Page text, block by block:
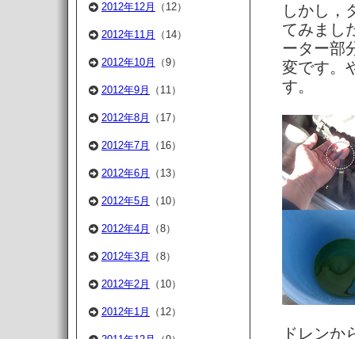
2012年12月 （12）
2012年11月 （14）
2012年10月 （9）
2012年9月 （11）
2012年8月 （17）
2012年7月 （16）
2012年6月 （13）
2012年5月 （10）
2012年4月 （8）
2012年3月 （8）
2012年2月 （10）
2012年1月 （12）
しかし，
てみまし
ーター部
変です。
す。
ドレンか